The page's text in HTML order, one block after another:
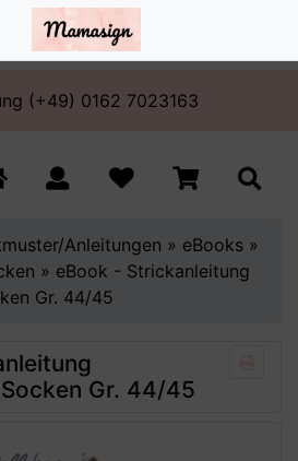
(+49) 0162 7023163
Anleitungen » eBooks »
» eBook - Strickanleitung
Gr. 44/45
Gr. 44/45